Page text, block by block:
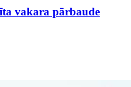
vakara pārbaude